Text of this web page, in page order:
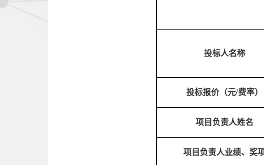
投标人名称
投标报价（元/费率）
项目负责人姓名
项目负责人业绩、奖